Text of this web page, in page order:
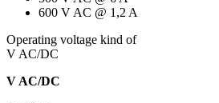
600 V AC @ 1,2 A
Operating voltage kind of
V AC/DC
V AC/DC